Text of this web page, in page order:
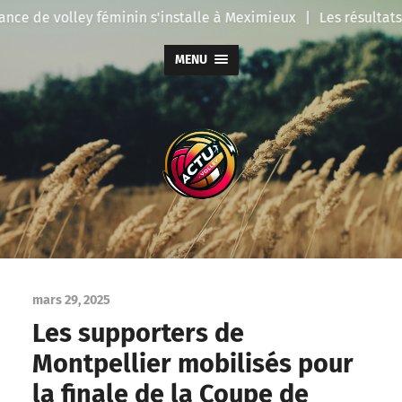
de volley féminin s'installe à Meximieux | Les
MENU
Actu
Volley
mars 29, 2025
Les supporters de
Montpellier mobilisés pour
la finale de la Coupe de